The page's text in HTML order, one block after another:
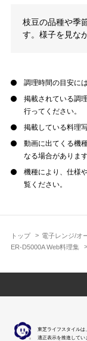
トップ 電子レンジ/オ
ER-D5000A Web料理集
枝豆の品種や季
す。様子を見な
調理時間の目安に
掲載されている調
行ってください。
掲載している料理
動画に出てくる機
なる場合があります
機種により、仕様
覧ください。
東芝ライフスタイルは、
適正表示を推進してい